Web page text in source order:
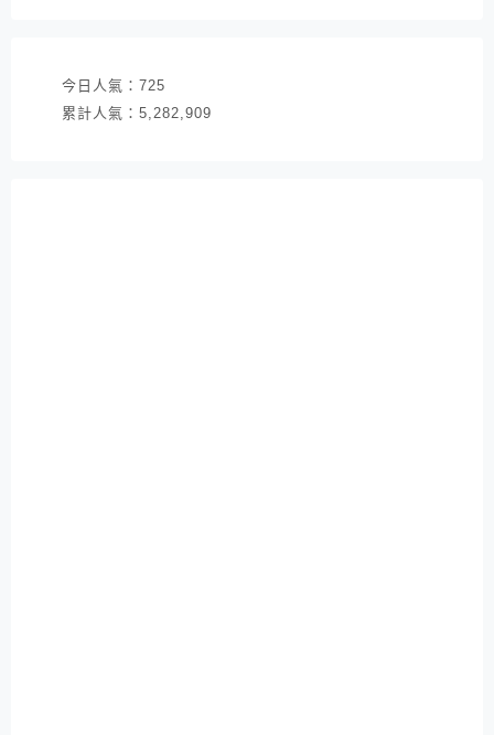
今日人氣： 725
累計人氣： 5,282,909